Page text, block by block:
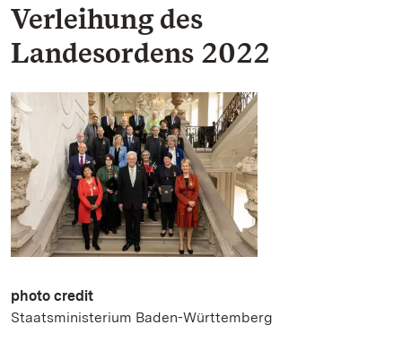
Verleihung des
Landesordens 2022
photo credit
Staatsministerium Baden-Württemberg